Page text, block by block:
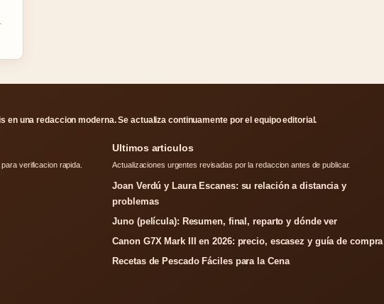
en una redaccion moderna. Se actualiza continuamente por el equipo editorial.
verificacion rapida.
Ultimos articulos
Actualizaciones urgentes revisadas por la redaccion antes de publicar.
Joan Verdú y Laura Escanes: su relación a distancia y
problemas
Juno (película): Resumen, final, reparto y dónde ver
Canon G7X Mark III en 2026: precio, escasez y guía de compra
Recetas de Pescado Fáciles para la Cena